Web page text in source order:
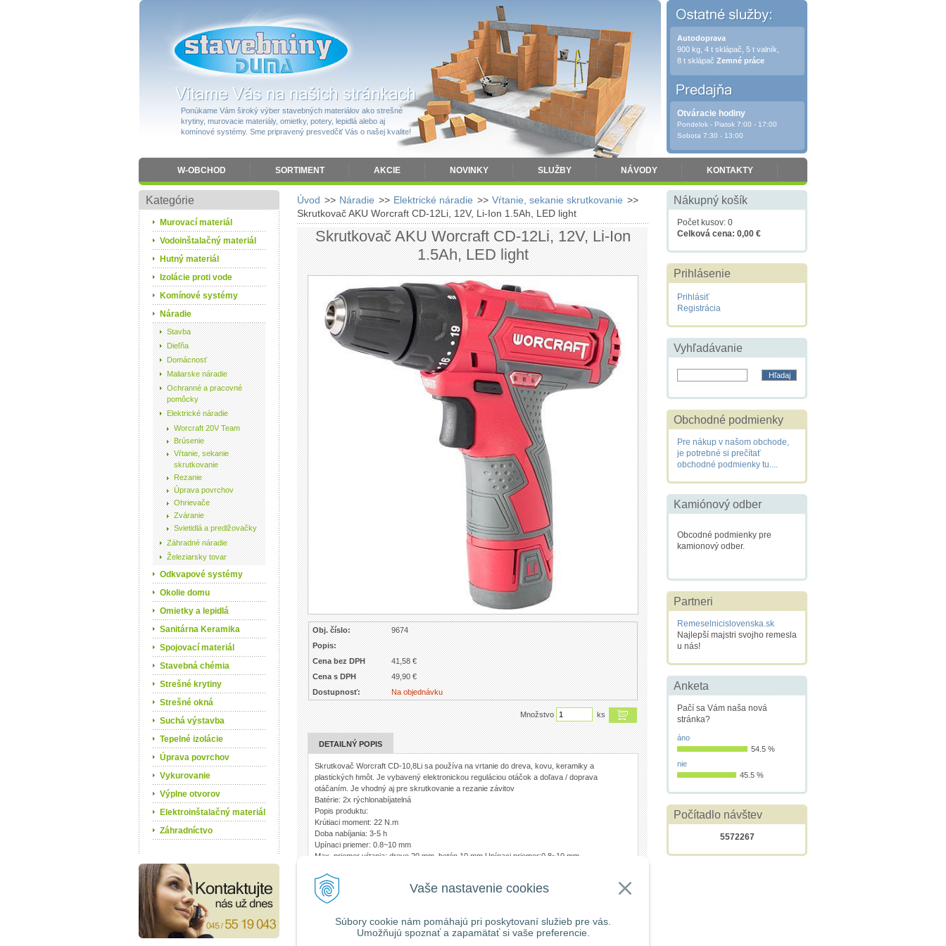
Vaše nastavenie cookies
Súbory cookie nám pomáhajú pri poskytovaní služieb pre vás.
Umožňujú spoznať a zapamätať si vaše preferencie.
Ponúkame Vám široký výber stavebných materiálov ako strešné
krytiny, murovacie materiály, omietky, potery, lepidlá alebo aj
komínové systémy. Sme pripravený presvedčiť Vás o našej kvalite!
W-OBCHOD SORTIMENT AKCIE NOVINKY SLUŽBY NÁVODY KONTAKTY
Autodoprava
900 kg, 4 t sklápač, 5 t valník,
8 t sklápač Zemné práce
Otváracie hodiny
Pondelok - Piatok 7:00 - 17:00
Sobota 7:30 - 13:00
Úvod >> Náradie >> Elektrické náradie >> Vŕtanie, sekanie skrutkovanie >>
Skrutkovač AKU Worcraft CD-12Li, 12V, Li-Ion 1.5Ah, LED light
Skrutkovač AKU Worcraft CD-12Li, 12V, Li-Ion
1.5Ah, LED light
Obj. číslo:
9674
Popis:
Cena bez DPH
41,58 €
Cena s DPH
49,90 €
Dostupnosť:
Na objednávku
Množstvo ks
DETAILNÝ POPIS
Skrutkovač Worcraft CD-10,8Li sa používa na vrtanie do dreva, kovu, keramiky a
plastických hmôt. Je vybavený elektronickou reguláciou otáčok a doľava / doprava
otáčaním. Je vhodný aj pre skrutkovanie a rezanie závitov
Batérie: 2x rýchlonabíjatelná
Popis produktu:
Krútiaci moment: 22 N.m
Doba nabíjania: 3-5 h
Upínaci priemer: 0.8~10 mm
Max. priemer vŕtania: drevo 20 mm, betón 10 mm Upínaci priemer:0.8~10 mm
Doba nabíjania:1 h
Rýchlosť bez záťaže:0 ~ 400 / 0 ~ 1300 rpm
Kapacita batérie:1,5 Ah Li-Ion
Kategórie
Murovací materiál
Vodoinštalačný materiál
Hutný materiál
Izolácie proti vode
Komínové systémy
Náradie
Stavba
Dieľňa
Domácnosť
Maliarske náradie
Ochranné a pracovné
pomôcky
Elektrické náradie
Worcraft 20V Team
Brúsenie
Vŕtanie, sekanie
skrutkovanie
Rezanie
Úprava povrchov
Ohrievače
Zváranie
Svietidlá a predlžovačky
Záhradné náradie
Železiarsky tovar
Odkvapové systémy
Okolie domu
Omietky a lepidlá
Sanitárna Keramika
Spojovací materiál
Stavebná chémia
Strešné krytiny
Strešné okná
Suchá výstavba
Tepelné izolácie
Úprava povrchov
Vykurovanie
Výplne otvorov
Elektroinštalačný materiál
Záhradníctvo
Nákupný košík
Počet kusov: 0
Celková cena: 0,00 €
Prihlásenie
Prihlásiť
Registrácia
Vyhľadávanie
Obchodné podmienky
Pre nákup v našom obchode,
je potrebné si prečítať
obchodné podmienky tu....
Kamiónový odber
Obcodné podmienky pre
kamionový odber.
Partneri
Remeselnicislovenska.sk
Najlepší majstri svojho remesla
u nás!
Anketa
Pačí sa Vám naša nová
stránka?
áno
54.5 %
nie
45.5 %
Počítadlo návštev
5572267